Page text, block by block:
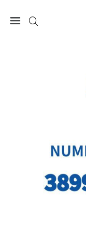
SIM Wind3 Numero